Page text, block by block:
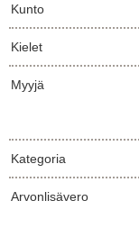
Kunto
Kielet
Myyjä
Kategoria
Arvonlisävero